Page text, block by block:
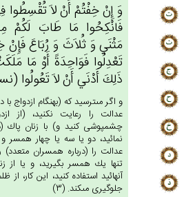
وَ إِن‌ْ خِفْتُم‌ْ أَنْ لاَ تُقْسِطُوا
فَانْكِحُوا مَا طَاب‌َ لَكُمْ‌
مَثْنَي‌ وَ ثُلاَث‌َ وَ رُبَاع‌َ فَإِن‌ْ
تَعْدِلُوا فَوَاحِدَة‌ً أَوْ مَا
ذَلِك‌َ أَدْنَي‌ أَنْ لاَ تَعُولُوا
و اگر مى‏ترسيد كه (بهنگام ازدواج با
عدالت را رعايت نكنيد، (از
چشم‏پوشى كنيد و) با زنان پاك
نمائيد، دو يا سه يا چهار همسر
عدالت را (درباره همسران متعدد)
تنها يك همسر بگيريد، و يا از
آنهائيد استفاده كنيد، اين كار، از
جلوگيرى مى‏كند. (3)